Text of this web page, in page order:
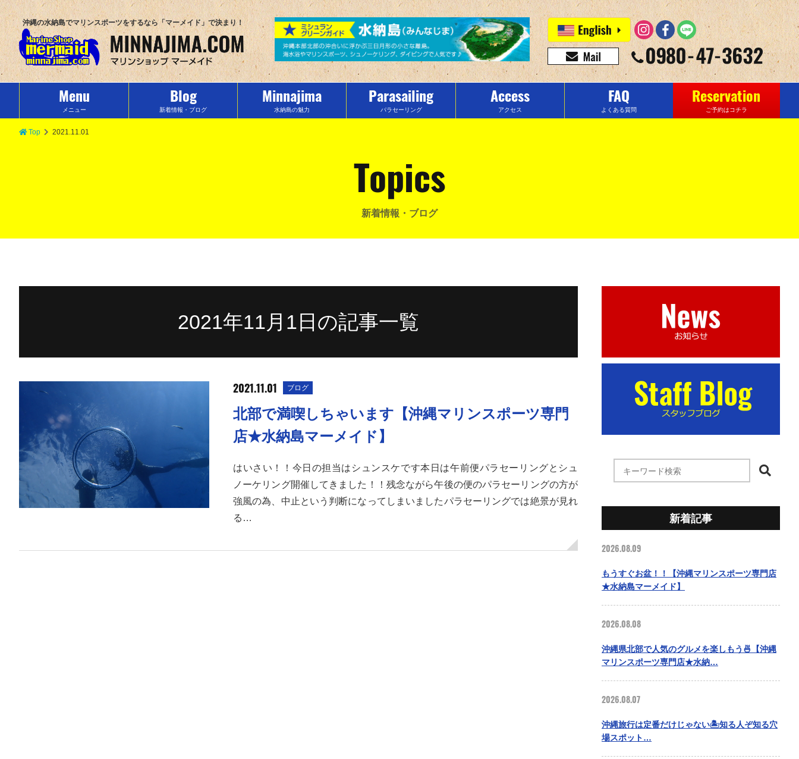
沖縄の水納島でマリンスポーツをするなら「マーメイド」で決まり！
Menu
メニュー
Blog
新着情報・ブログ
Minnajima
水納島の魅力
Parasailing
パラセーリング
Access
アクセス
FAQ
よくある質問
Reservation
ご予約はコチラ
Top 2021.11.01
Topics
新着情報・ブログ
2021年11月1日の記事一覧
2021.11.01 ブログ
北部で満喫しちゃいます【沖縄マリンスポーツ専門
店★水納島マーメイド】
はいさい！！今日の担当はシュンスケです本日は午前便パラセーリングとシュ
ノーケリング開催してきました！！残念ながら午後の便のパラセーリングの方が
強風の為、中止という判断になってしまいましたパラセーリングでは絶景が見れ
る…
新着記事
2026.08.09
もうすぐお盆！！【沖縄マリンスポーツ専門店
★水納島マーメイド】
2026.08.08
沖縄県北部で人気のグルメを楽しもう🍜【沖縄
マリンスポーツ専門店★水納…
2026.08.07
沖縄旅行は定番だけじゃない🏝️知る人ぞ知る穴
場スポット…